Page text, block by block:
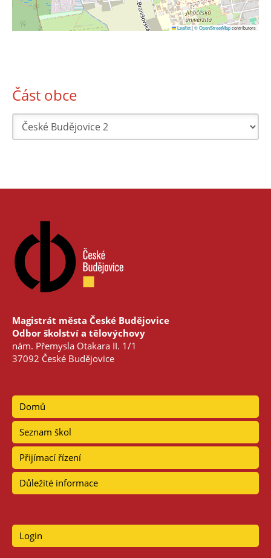
Část obce
Leaflet|© OpenStreetMapcontributors
Magistrát města České Budějovice
Odbor školství a tělovýchovy
nám. Přemysla Otakara II. 1/1
37092 České Budějovice
Domů
Seznam škol
Přijímací řízení
Důležité informace
Login